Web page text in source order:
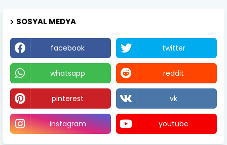
SOSYAL MEDYA
facebook twitter
whatsapp reddit
pinterest vk
instagram youtube